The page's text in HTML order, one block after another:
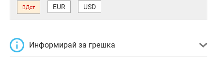
ВДст EUR USD
Информирай за грешка